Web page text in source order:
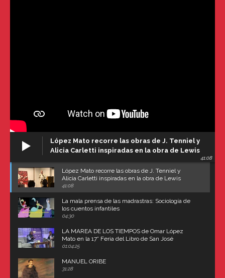
López Mato recorre las obras de J. Tenniel y
Alicia Carletti inspiradas en la obra de Lewis
41:08
López Mato recorre las obras de J. Tenniel y
Alicia Carletti inspiradas en la obra de Lewis
Carroll
41:08
La mala prensa de las madrastras: Sociología de
los cuentos infantiles
04:30
LA MAREA DE LOS TIEMPOS de Omar López
Mato en la 17° Feria del Libro de San José
(Uruguay)
01:04:25
MANUEL ORIBE
31:28